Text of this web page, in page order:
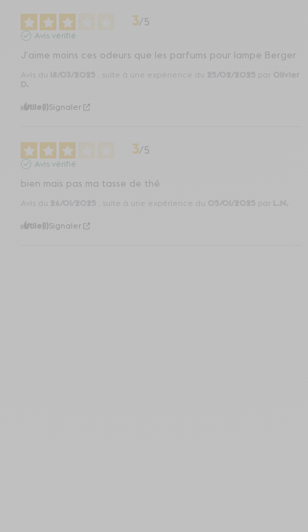
3/5
Avis vérifié
J’aime moins ces odeurs que les parfums pour lampe Berger
Avis du 18/03/2025 25/02/2025
Olivier
D.
Utile(1) Signaler
3/5
Avis vérifié
bien mais pas ma tasse de thé
Avis du 26/01/2025 05/01/2025 L.N.
Utile(1) Signaler